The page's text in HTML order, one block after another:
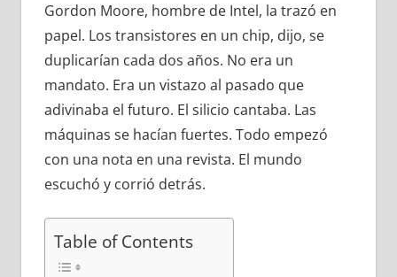
Gordon Moore, hombre de Intel, la trazó en
papel. Los transistores en un chip, dijo, se
duplicarían cada dos años. No era un
mandato. Era un vistazo al pasado que
adivinaba el futuro. El silicio cantaba. Las
máquinas se hacían fuertes. Todo empezó
con una nota en una revista. El mundo
escuchó y corrió detrás.
Table of Contents